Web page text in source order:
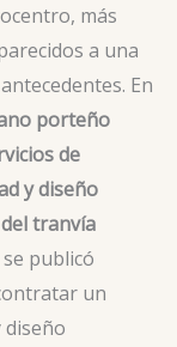
más
a una
En
porteño
de
y diseño
tranvía
publicó
un
diseño